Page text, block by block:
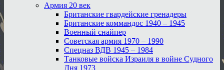
Армия 20 век
Британские гвардейские гренадеры
Британские коммандос 1940 – 1945
Военный снайпер
Советская армия 1970 – 1990
Спецназ ВДВ 1945 – 1984
Танковые войска Израиля в войне Судного
Дня 1973